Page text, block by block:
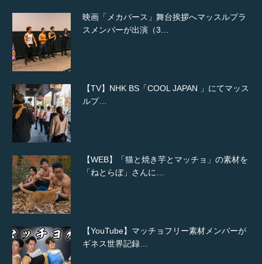
映画「メカバース」舞台挨拶へマッスルプラ
スメンバーが出演（3…
【TV】NHK BS「COOL JAPAN 」にてマッス
ルプ…
【WEB】「猫と焼き芋とマッチョ」の素材を
「ねとらぼ」さんに…
【YouTube】マッチョフリー素材メンバーが
ギネス世界記録…